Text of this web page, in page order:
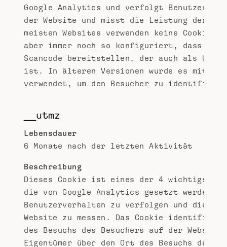
Google Analytics und verfolgt
der Website und misst die Leistung der
meisten Websites verwenden keine Cookies
aber immer noch so konfiguriert, dass sie
Scancode bereitstellen, der auch als
ist. In älteren Versionen wurde es mit
verwendet, um den Besucher zu
__utmz
Lebensdauer
6 Monate nach der letzten Aktivität
Beschreibung
Dieses Cookie ist eines der 4 wichtigsten
die von Google Analytics gesetzt werden,
Benutzerverhalten zu verfolgen und die
Website zu messen. Das Cookie
des Besuchs des Besuchers auf der Website,
Eigentümer über den Ort des Besuchs des